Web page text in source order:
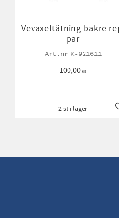
Vevaxeltätning bakre
par
K-921611
100,00KR
2 st i lager